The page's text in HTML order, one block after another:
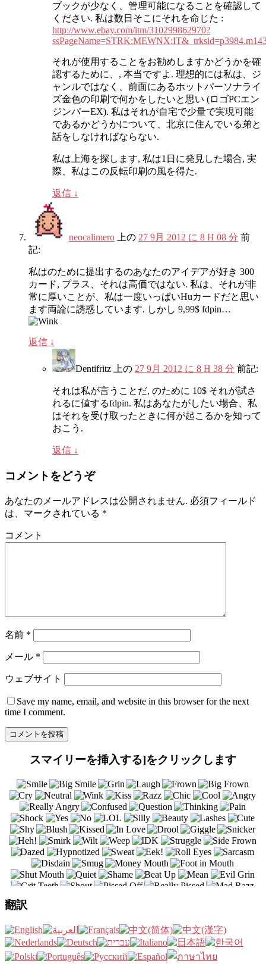
ブックが少なく、管理可能になることを確認して
ください. 私は数日そこにそれを命じた :
http://www.ebay.com/itm/310299862970?
それが使用することをお勧めしますかどうかを確
認するために、, 本当ですよ. 理想的には私は、ジ
ャンルではなく、前面にあるホットパーソナライ
ズ金色の印刷で何かをしたいと思い (ロゴPCエン
ジンパーEX). 私はそれが自宅で少量で実現可能
であるかどうかについて、北京に住んでいる弟と
話をしなければならない.
私は上海を探します, 私は1日に発見した場合, 実
際、私はこの反転印刷の風を得た.
返信 ↓
neocalimero 上の 27 9月 2012 に 8 H 08 分 前
記:
私はのために提出するのあなたのアイデアが好き 300
カード, プラス、それは高価ではない. 私は、それが非
常に厚いことが、私は一度いっぱいHuカードだと思い
ます両論に誘惑しています. しかし 9,99$ fdpin…
返信 ↓
Dentifritz 上の 27 9月 2012 に 8 H 38 分 前記:
それは私が言うことだ, のために 10$ それが試さ
れるに値するfdpin. 私はあなたがしたい場合、私
はそれを受け取ったときに何が起こるかを知って
おこう.
返信 ↓
コメントをどうぞ
あなたのメールアドレスは公開されません. 必須フィールド
は、マークされている *
コメント
名前 *
メール *
ウェブサイト
Save my name, email, and website in this browser for the next
time I comment.
スマイリーを挿入する]をクリックします
翻訳